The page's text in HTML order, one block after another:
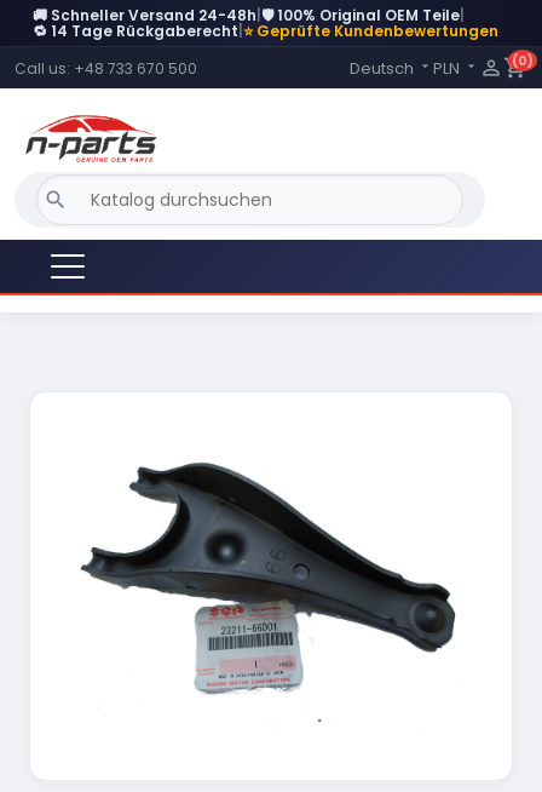
🚚 Schneller Versand 24-48h 🛡️ 100% Original OEM Teile
🔁 14 Tage Rückgaberecht ⭐ Geprüfte Kundenbewertungen
Call us: +48 733 670 500 Language:
Deutsch  PLN   shopping_cart
(0)
search
DERZEIT NICHT AUF LAGER